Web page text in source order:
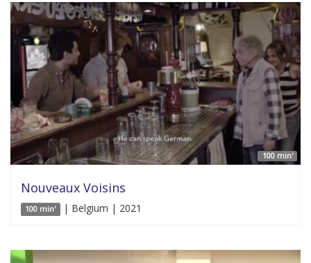
100 min'
Nouveaux Voisins
100 min' | Belgium | 2021